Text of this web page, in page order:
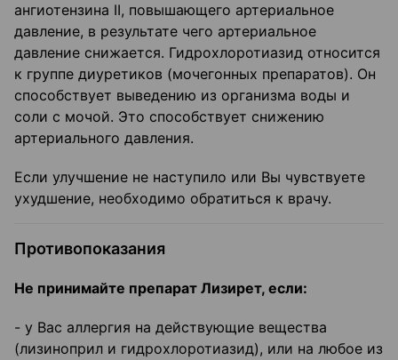
ангиотензина II, повышающего артериальное
давление, в результате чего артериальное
давление снижается. Гидрохлоротиазид относится
к группе диуретиков (мочегонных препаратов). Он
способствует выведению из организма воды и
соли с мочой. Это способствует снижению
артериального давления.
Если улучшение не наступило или Вы чувствуете
ухудшение, необходимо обратиться к врачу.
Противопоказания
Не принимайте препарат Лизирет, если:
- у Вас аллергия на действующие вещества
(лизиноприл и гидрохлоротиазид), или на любое из